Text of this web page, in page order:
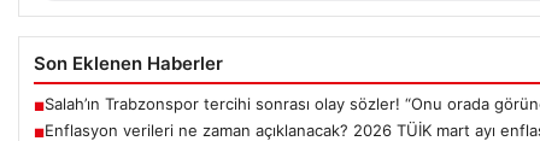
Son Eklenen Haberler
■Salah’ın Trabzonspor tercihi sonrası olay sözler! “Onu orada
■Enflasyon verileri ne zaman açıklanacak? 2026 TÜİK mart ayı